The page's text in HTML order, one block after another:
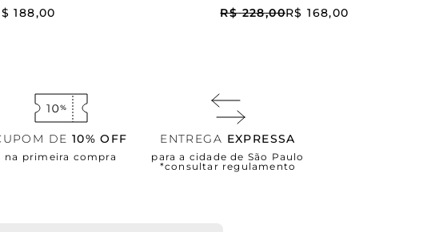
188,00
Flórida
R$ 228,00R$ 168,00
DE 10% OFF
na primeira compra
ENTREGA EXPRESSA
para a cidade de São Paulo
*consultar regulamento